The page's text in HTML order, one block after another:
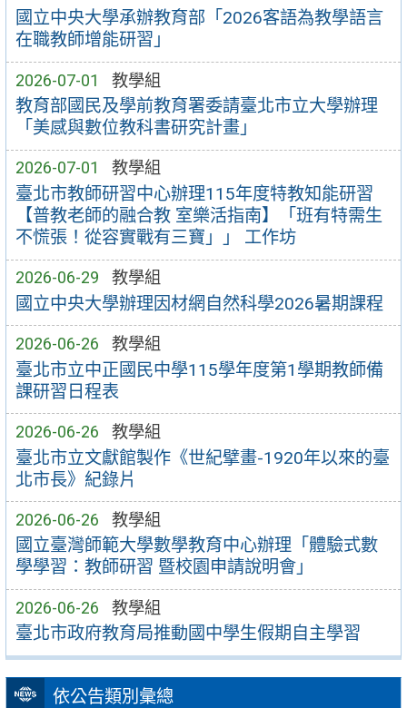
國立中央大學承辦教育部「2026客語為教學語言
在職教師增能研習」
2026-07-01 教學組
教育部國民及學前教育署委請臺北市立大學辦理
「美感與數位教科書研究計畫」
2026-07-01 教學組
臺北市教師研習中心辦理115年度特教知能研習
【普教老師的融合教 室樂活指南】「班有特需生
不慌張！從容實戰有三寶」」 工作坊
2026-06-29 教學組
國立中央大學辦理因材網自然科學2026暑期課程
2026-06-26 教學組
臺北市立中正國民中學115學年度第1學期教師備
課研習日程表
2026-06-26 教學組
臺北市立文獻館製作《世紀擘畫-1920年以來的臺
北市長》紀錄片
2026-06-26 教學組
國立臺灣師範大學數學教育中心辦理「體驗式數
學學習：教師研習 暨校園申請說明會」
2026-06-26 教學組
臺北市政府教育局推動國中學生假期自主學習
依公告類別彙總